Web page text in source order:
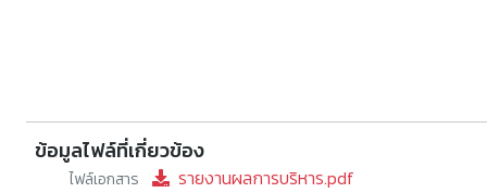
ข้อมูลไฟล์ที่เกี่ยวข้อง
ไฟล์เอกสาร รายงานผลการบริหาร.pdf